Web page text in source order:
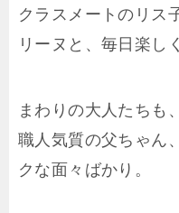
クラスメートのリス
リーヌと、毎日楽し
まわりの大人たちも
職人気質の父ちゃん
クな面々ばかり。